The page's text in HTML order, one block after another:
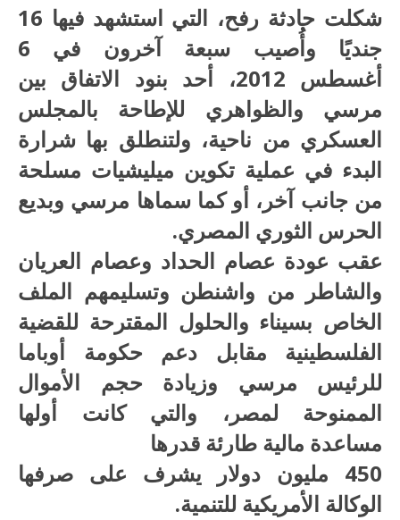
مخطط
انفصال
سيناء
مغلقة
شكلت حادثة رفح، التي استشهد فيها 16
أغسطس 2012، أحد بنود الاتفاق بين
مرسي والظواهري للإطاحة بالمجلس
العسكري من ناحية، ولتنطلق بها شرارة
البدء في عملية تكوين ميليشيات مسلحة
من جانب آخر، أو كما سماها مرسي وبديع
الحرس الثوري المصري.
عقب عودة عصام الحداد وعصام العريان
والشاطر من واشنطن وتسليمهم الملف
الخاص بسيناء والحلول المقترحة للقضية
الفلسطينية مقابل دعم حكومة أوباما
للرئيس مرسي وزيادة حجم الأموال
الممنوحة لمصر، والتي كانت أولها
مساعدة مالية طارئة قدرها
450 مليون دولار يشرف على صرفها
الوكالة الأمريكية للتنمية.